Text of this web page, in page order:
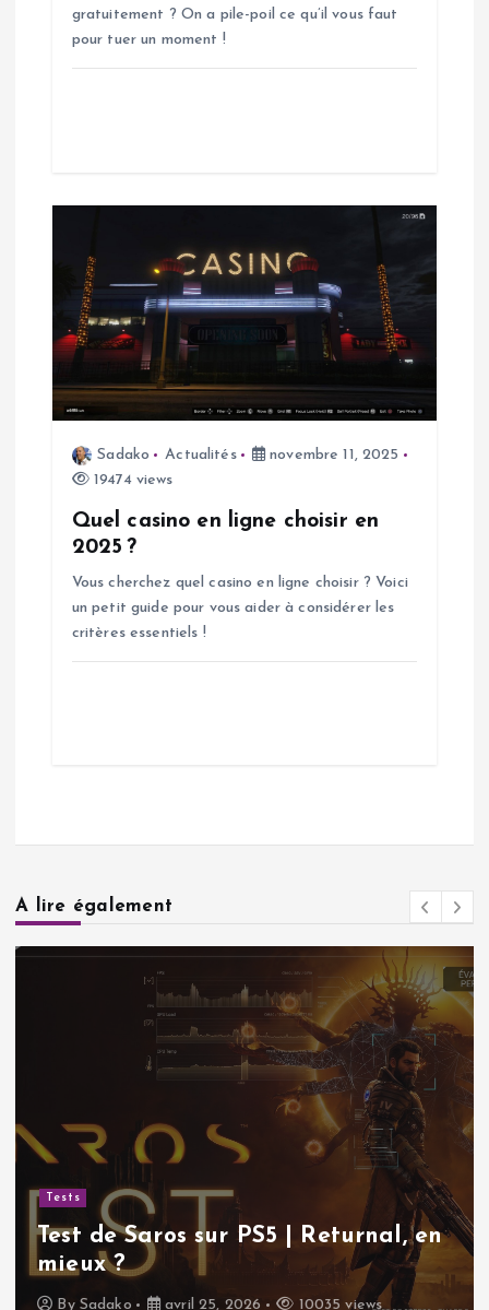
gratuitement ? On a pile-poil ce qu’il vous faut
pour tuer un moment !
Sadako Actualités
novembre 11, 2025
19474 views
Quel casino en ligne choisir en
2025 ?
Vous cherchez quel casino en ligne choisir ? Voici
un petit guide pour vous aider à considérer les
critères essentiels !
A lire également
Tests
Test de Saros sur PS5 | Returnal, en
mieux ?
By Sadako avril 25, 2026 10035 views